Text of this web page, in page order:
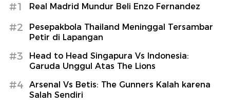
#1 Real Madrid Mundur Beli Enzo Fernandez
#2
Pesepakbola Thailand Meninggal Tersambar
Petir di Lapangan
#3
Head to Head Singapura Vs Indonesia:
Garuda Unggul Atas The Lions
#4
Arsenal Vs Betis: The Gunners Kalah karena
Salah Sendiri